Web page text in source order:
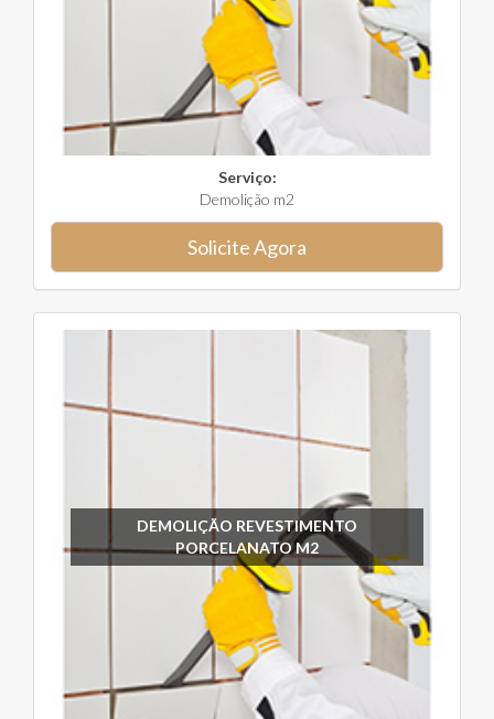
Serviço:
Demolição m2
Solicite Agora
DEMOLIÇÃO REVESTIMENTO
PORCELANATO M2